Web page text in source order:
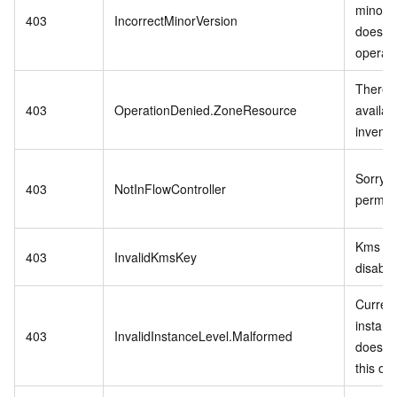
403 IncorrectMinorVersion
minor
does
403 OperationDenied.ZoneResource
There
403 NotInFlowController
403 InvalidKmsKey
Kms
403 InvalidInstanceLevel.Malformed
does
this